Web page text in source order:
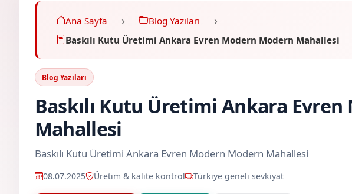
Ana Sayfa
Blog Yazıları
Baskılı Kutu Üretimi Ankara Evren Modern Modern Mahallesi
Blog Yazıları
Baskılı Kutu Üretimi Ankara
Mahallesi
Baskılı Kutu Üretimi Ankara Evren Modern Modern Mahallesi
08.07.2025 Üretim & kalite kontrol Türkiye geneli sevkiyat